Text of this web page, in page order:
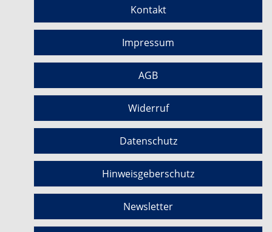
Kontakt
Impressum
AGB
Widerruf
Datenschutz
Hinweisgeberschutz
Newsletter